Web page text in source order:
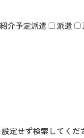
紹介予定派遣 派遣
定せず検索してくだ